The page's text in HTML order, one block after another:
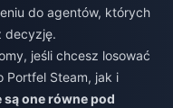
do agentów, których
decyzję.
jeśli chcesz losować
Portfel Steam, jak i
są one równe pod